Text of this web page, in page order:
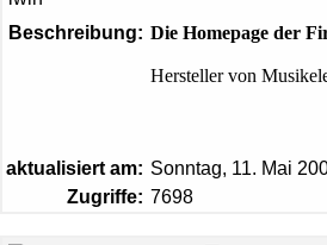
Beschreibung: Die Homepage der
Hersteller von
aktualisiert am: Sonntag, 11. Mai
Zugriffe: 7698